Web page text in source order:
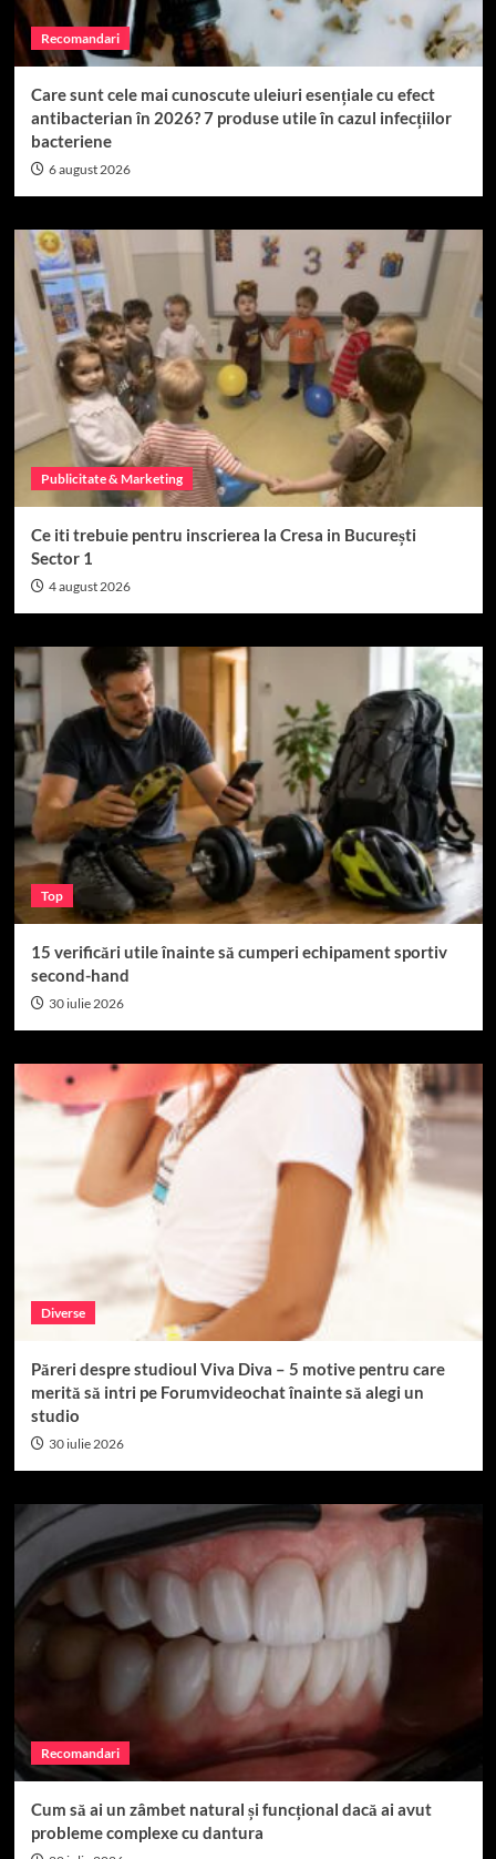
Recomandari
Care sunt cele mai cunoscute uleiuri esențiale cu efect
antibacterian în 2026? 7 produse utile în cazul infecțiilor
bacteriene
6 august 2026
Publicitate & Marketing
Ce iti trebuie pentru inscrierea la Cresa in București
Sector 1
4 august 2026
Top
15 verificări utile înainte să cumperi echipament sportiv
second-hand
30 iulie 2026
Diverse
Păreri despre studioul Viva Diva – 5 motive pentru care
merită să intri pe Forumvideochat înainte să alegi un
studio
30 iulie 2026
Recomandari
Cum să ai un zâmbet natural și funcțional dacă ai avut
probleme complexe cu dantura